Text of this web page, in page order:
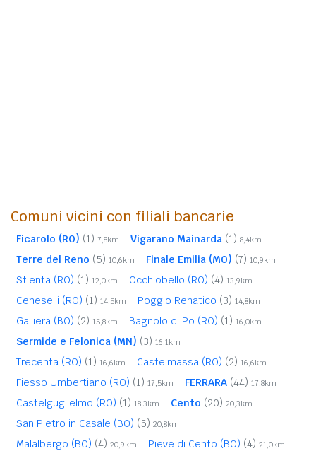
Comuni vicini con filiali bancarie
Ficarolo (RO) (1) 7,8km Vigarano Mainarda (1) 8,4km
Terre del Reno (5) 10,6km Finale Emilia (MO) (7) 10,9km
Stienta (RO) (1) 12,0km Occhiobello (RO) (4) 13,9km
Ceneselli (RO) (1) 14,5km Poggio Renatico (3) 14,8km
Galliera (BO) (2) 15,8km Bagnolo di Po (RO) (1) 16,0km
Sermide e Felonica (MN) (3) 16,1km
Trecenta (RO) (1) 16,6km Castelmassa (RO) (2) 16,6km
Fiesso Umbertiano (RO) (1) 17,5km FERRARA (44) 17,8km
Castelguglielmo (RO) (1) 18,3km Cento (20) 20,3km
San Pietro in Casale (BO) (5) 20,8km
Malalbergo (BO) (4) 20,9km Pieve di Cento (BO) (4) 21,0km